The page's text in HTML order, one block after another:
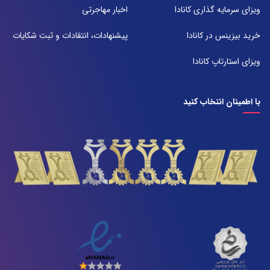
تلفن:
ویزای سرمایه گذاری کانادا
خرید بیزینس در کانادا
ویزای استارتاپ کانادا
اخبار مهاجرتی
پیشنهادات، انتقادات و ثبت شکایات
با اطمینان انتخاب کنید